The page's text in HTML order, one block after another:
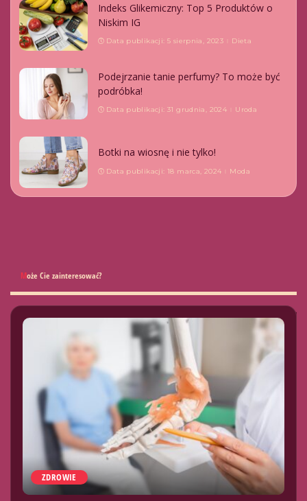
Indeks Glikemiczny: Top 5 Produktów o
Niskim IG
Data publikacji: 5 sierpnia, 2023 Dieta
Podejrzanie tanie perfumy? To może być
podróbka!
Data publikacji: 31 grudnia, 2024 Uroda
Botki na wiosnę i nie tylko!
Data publikacji: 18 marca, 2024 Moda
Może Cie zainteresować?
ZDROWIE